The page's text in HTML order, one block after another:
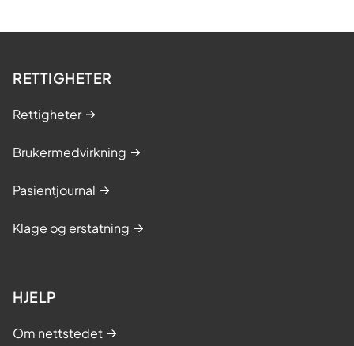
RETTIGHETER
Rettigheter
Brukermedvirkning
Pasientjournal
Klage og erstatning
HJELP
Om nettstedet